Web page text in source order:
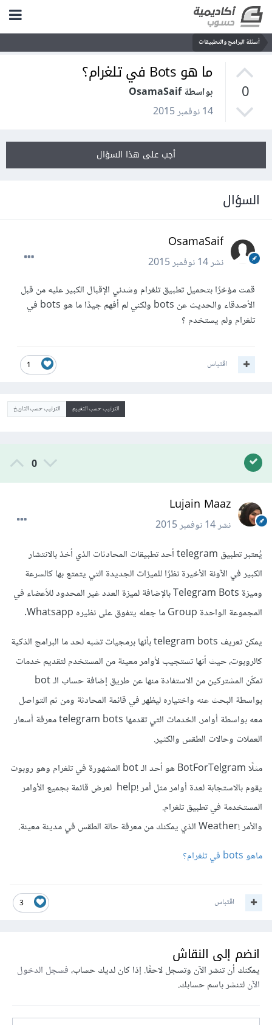
أسئلة البرامج والتطبيقات
0
ما هو Bots في تلغرام؟
بواسطة OsamaSaif
14 نوفمبر 2015
أجب على هذا السؤال
السؤال
OsamaSaif
نشر14 نوفمبر 2015
قمت مؤخرًا بتحميل تطبيق تلغرام وشدني الإقبال الكبير عليه من قبل
الأصدقاء والحديث عن bots ولكني لم أفهم جيدًا ما هو bots في
تلغرام ولم يستخدم ؟
1 اقتباس
الترتيب حسب التقييم الترتيب حسب التاريخ
0
Lujain Maaz
نشر14 نوفمبر 2015
يُعتبر تطبيق telegram أحد تطبيقات المحادثات الذي أخذ بالانتشار
الكبير في الآونة الأخيرة نظرًا للميزات الجديدة التي يتمتع بها كالسرعة
وميزة Telegram Bots بالإضافة لميزة العدد غير المحدود للأعضاء في
المجموعة الواحدة Group ما جعله يتفوق على نظيره Whatsapp.
يمكن تعريف telegram bots بأنها برمجيات تشبه لحد ما البرامج الذكية
كالروبوت، حيث أنها تستجيب لأوامر معينة من المستخدم لتقديم خدمات
تمكّن المشتركين من الاستفادة منها عن طريق إضافة حساب الـ bot
بواسطة البحث عنه واختياره ليظهر في قائمة المحادثة ومن ثم التواصل
معه بواسطة أوامر. الخدمات التي تقدمها telegram bots معرفة أسعار
العملات وحالات الطقس والكثير.
مثلًا BotForTelgram هو أحد الـ bot المشهورة في تلغرام وهو روبوت
يقوم بالاستجابة لعدة أوامر مثل أمر !help لعرض قائمة بجميع الأوامر
المستخدمة في تطبيق تلغرام.
والأمر !Weather الذي يمكنك من معرفة حالة الطقس في مدينة معينة.
ماهو bots في تلغرام؟
3 اقتباس
انضم إلى النقاش
يمكنك أن تنشر الآن وتسجل لاحقًا. إذا كان لديك حساب،فسجل الدخول
الآنلتنشر باسم حسابك.